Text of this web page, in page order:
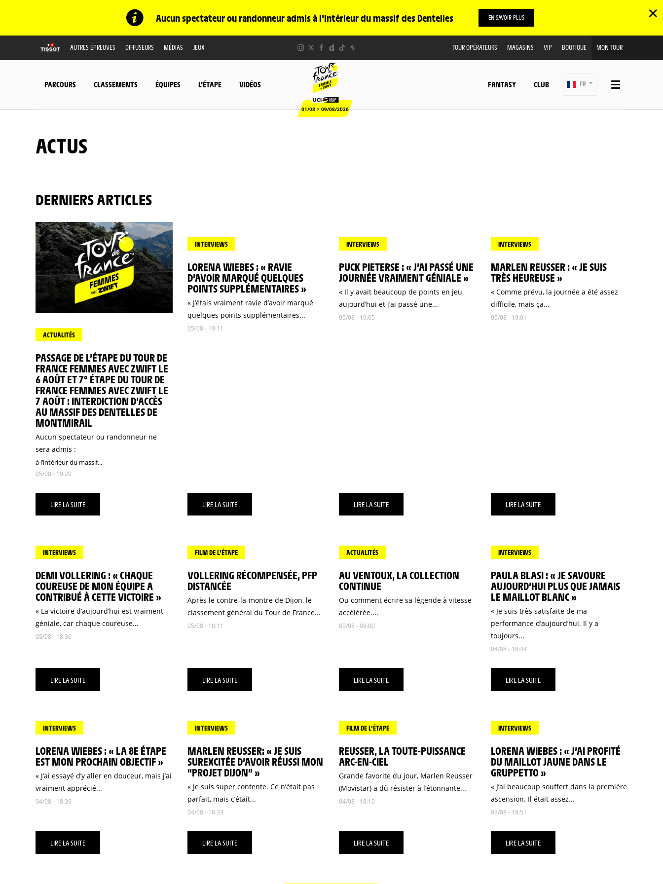
Aucun spectateur ou randonneur admis à l'intérieur du massif des Dentelles EN SAVOIR PLUS ✕
AUTRES ÉPREUVES DIFFUSEURS MÉDIAS JEUX TOUR OPÉRATEURS MAGASINS VIP BOUTIQUE MON TOUR
PARCOURS CLASSEMENTS ÉQUIPES L'ÉTAPE VIDÉOS
01/08 > 09/08/2026
FANTASY CLUB FR
ACTUS
DERNIERS ARTICLES
ACTUALITÉS
PASSAGE DE L’ÉTAPE DU TOUR DE
FRANCE FEMMES AVEC ZWIFT LE
6 AOÛT ET 7° ÉTAPE DU TOUR DE
FRANCE FEMMES AVEC ZWIFT LE
7 AOÛT : INTERDICTION D’ACCÈS
AU MASSIF DES DENTELLES DE
MONTMIRAIL
Aucun spectateur ou randonneur ne
sera admis :
à l’intérieur du massif...
05/08 - 19:20
LIRE LA SUITE
INTERVIEWS
LORENA WIEBES : « RAVIE
D’AVOIR MARQUÉ QUELQUES
POINTS SUPPLÉMENTAIRES »
« J’étais vraiment ravie d’avoir marqué
quelques points supplémentaires...
05/08 - 19:11
LIRE LA SUITE
INTERVIEWS
PUCK PIETERSE : « J’AI PASSÉ UNE
JOURNÉE VRAIMENT GÉNIALE »
« Il y avait beaucoup de points en jeu
aujourd’hui et j’ai passé une...
05/08 - 19:05
LIRE LA SUITE
INTERVIEWS
MARLEN REUSSER : « JE SUIS
TRÈS HEUREUSE »
« Comme prévu, la journée a été assez
difficile, mais ça...
05/08 - 19:01
LIRE LA SUITE
INTERVIEWS
DEMI VOLLERING : « CHAQUE
COUREUSE DE MON ÉQUIPE A
CONTRIBUÉ À CETTE VICTOIRE »
« La victoire d’aujourd’hui est vraiment
géniale, car chaque coureuse...
05/08 - 18:36
LIRE LA SUITE
FILM DE L'ÉTAPE
VOLLERING RÉCOMPENSÉE, PFP
DISTANCÉE
Après le contre-la-montre de Dijon, le
classement général du Tour de France...
05/08 - 18:11
LIRE LA SUITE
ACTUALITÉS
AU VENTOUX, LA COLLECTION
CONTINUE
Ou comment écrire sa légende à vitesse
accélérée....
05/08 - 09:00
LIRE LA SUITE
INTERVIEWS
PAULA BLASI : « JE SAVOURE
AUJOURD’HUI PLUS QUE JAMAIS
LE MAILLOT BLANC »
« Je suis très satisfaite de ma
performance d’aujourd’hui. Il y a
toujours...
04/08 - 18:44
LIRE LA SUITE
INTERVIEWS
LORENA WIEBES : « LA 8E ÉTAPE
EST MON PROCHAIN OBJECTIF »
« J’ai essayé d’y aller en douceur, mais j’ai
vraiment apprécié...
04/08 - 18:39
LIRE LA SUITE
INTERVIEWS
MARLEN REUSSER: « JE SUIS
SUREXCITÉE D’AVOIR RÉUSSI MON
“PROJET DIJON” »
« Je suis super contente. Ce n’était pas
parfait, mais c’était...
04/08 - 18:33
LIRE LA SUITE
FILM DE L'ÉTAPE
REUSSER, LA TOUTE-PUISSANCE
ARC-EN-CIEL
Grande favorite du jour, Marlen Reusser
(Movistar) a dû résister à l’étonnante...
04/08 - 18:10
LIRE LA SUITE
INTERVIEWS
LORENA WIEBES : « J’AI PROFITÉ
DU MAILLOT JAUNE DANS LE
GRUPPETTO »
« J’ai beaucoup souffert dans la première
ascension. Il était assez...
03/08 - 18:51
LIRE LA SUITE